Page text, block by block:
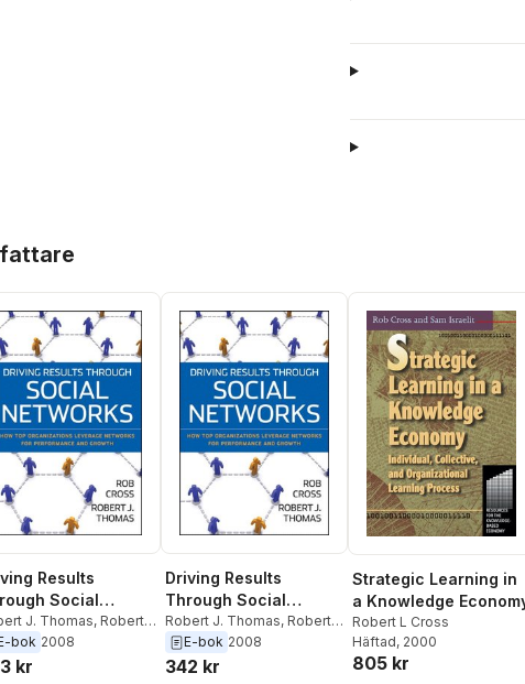
Results
Social
J. Thomas, Robert
bok 2008
kr
Driving Results
Through Social
Networks
Robert J. Thomas, Robert
L. Cross
E-bok 2008
342 kr
Strategic Learning in
a Knowledge
Robert L Cross
Häftad, 2000
805 kr